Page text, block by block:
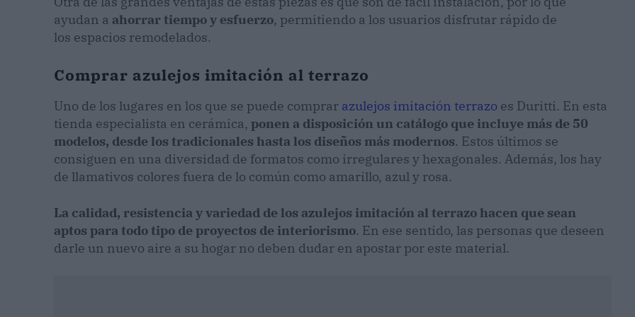
ayudan a ahorrar tiempo y esfuerzo, permitiendo a los usuarios disfrutar rápido de
los espacios remodelados.
Comprar azulejos imitación al terrazo
Uno de los lugares en los que se puede comprar azulejos imitación terrazo es Duritti. En esta
tienda especialista en cerámica, ponen a disposición un catálogo que incluye más de 50
modelos, desde los tradicionales hasta los diseños más modernos. Estos últimos se
consiguen en una diversidad de formatos como irregulares y hexagonales. Además, los hay
de llamativos colores fuera de lo común como amarillo, azul y rosa.
La calidad, resistencia y variedad de los azulejos imitación al terrazo hacen que sean
aptos para todo tipo de proyectos de interiorismo. En ese sentido, las personas que deseen
darle un nuevo aire a su hogar no deben dudar en apostar por este material.